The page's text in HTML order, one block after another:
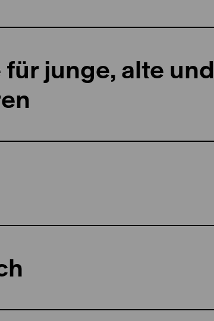
junge, alte und